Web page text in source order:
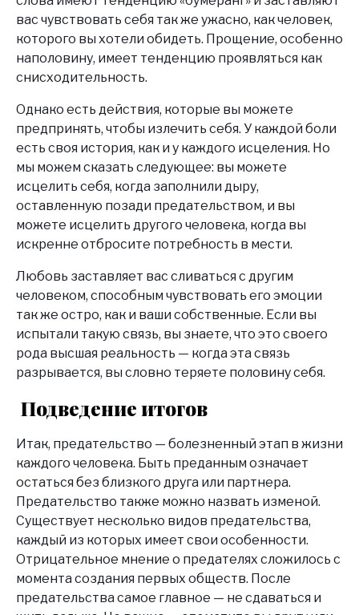
вас чувствовать себя так же ужасно, как человек,
которого вы хотели обидеть. Прощение, особенно
наполовину, имеет тенденцию проявляться как
снисходительность.
Однако есть действия, которые вы можете
предпринять, чтобы излечить себя. У каждой боли
есть своя история, как и у каждого исцеления. Но
мы можем сказать следующее: вы можете
исцелить себя, когда заполнили дыру,
оставленную позади предательством, и вы
можете исцелить другого человека, когда вы
искренне отбросите потребность в мести.
Любовь заставляет вас сливаться с другим
человеком, способным чувствовать его эмоции
так же остро, как и ваши собственные. Если вы
испытали такую связь, вы знаете, что это своего
рода высшая реальность — когда эта связь
разрывается, вы словно теряете половину себя.
Подведение итогов
Итак, предательство — болезненный этап в жизни
каждого человека. Быть преданным означает
остаться без близкого друга или партнера.
Предательство также можно назвать изменой.
Существует несколько видов предательства,
каждый из которых имеет свои особенности.
Отрицательное мнение о предателях сложилось с
момента создания первых обществ. После
предательства самое главное — не сдаваться и